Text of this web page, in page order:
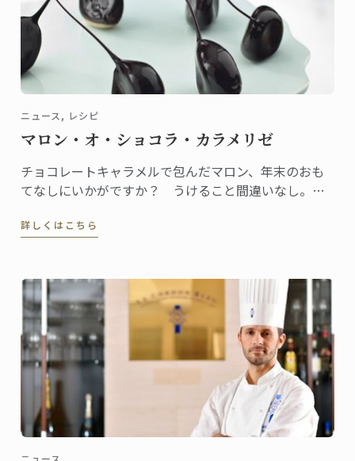
ニュース, レシピ
マロン・オ・ショコラ・カラメリゼ
チョコレートキャラメルで包んだマロン、年末のおも
てなしにいかがですか？ うけること間違いなし。作
Larousse du Chocolat(Edition Collector)“の中でも紹
詳しくはこちら
ニュース